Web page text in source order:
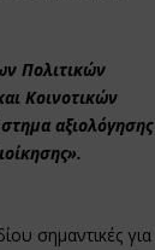
Πολιτικών
Κοινοτικών
αξιολόγησης
σημαντικές για